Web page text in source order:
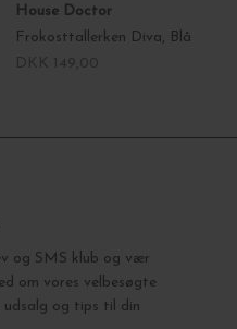
House Doctor
Frokosttallerken Diva, Blå
og SMS klub og vær
om vores velbesøgte
udsalg og tips til din